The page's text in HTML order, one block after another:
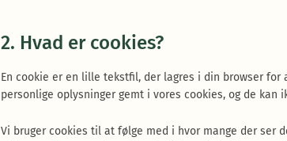
2. Hvad er cookies?
En cookie er en lille tekstfil, der lagres i din browser for
personlige oplysninger gemt i vores cookies, og de kan
Vi bruger cookies til at følge med i hvor mange der ser